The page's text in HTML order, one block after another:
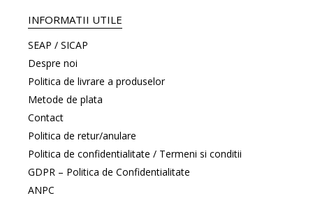
INFORMATII UTILE
SEAP / SICAP
Despre noi
Politica de livrare a produselor
Metode de plata
Contact
Politica de retur/anulare
Politica de confidentialitate / Termeni si conditii
GDPR – Politica de Confidentialitate
ANPC